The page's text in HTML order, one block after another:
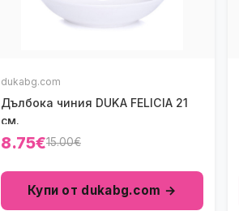
dukabg.com
Дълбока чиния DUKA FELICIA 21
см.
8.75€15.00€
Купи от dukabg.com →